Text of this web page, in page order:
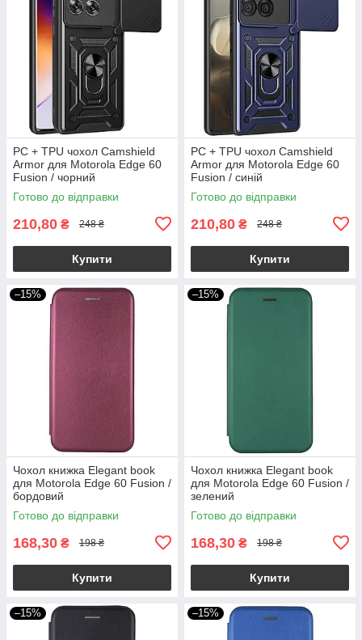
PC + TPU чохол Camshield
Armor для Motorola Edge 60
Fusion / чорний
Готово до відправки
210,80 ₴ 248 ₴
Купити
PC + TPU чохол Camshield
Armor для Motorola Edge 60
Fusion / синій
Готово до відправки
210,80 ₴ 248 ₴
Купити
–15%
Чохол книжка Elegant book
для Motorola Edge 60 Fusion /
бордовий
Готово до відправки
168,30 ₴ 198 ₴
Купити
–15%
Чохол книжка Elegant book
для Motorola Edge 60 Fusion /
зелений
Готово до відправки
168,30 ₴ 198 ₴
Купити
–15% –15%